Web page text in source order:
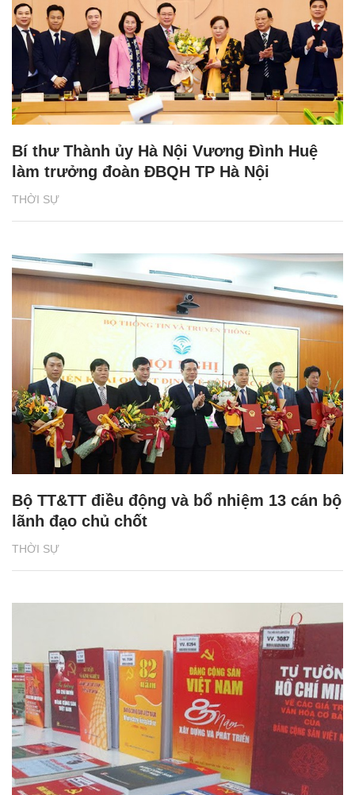
THỜI SỰ
Bí thư Thành ủy Hà Nội Vương Đình Huệ
làm trưởng đoàn ĐBQH TP Hà Nội
THỜI SỰ
Bộ TT&TT điều động và bổ nhiệm 13 cán bộ
lãnh đạo chủ chốt